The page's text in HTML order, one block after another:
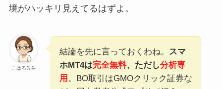
境がハッキリ見えてるはずよ。
こはる先生
結論を先に言っておくわね。 スマ
ホMT4は完全無料、ただし分析専
用 。BO取引はGMOクリック証券な